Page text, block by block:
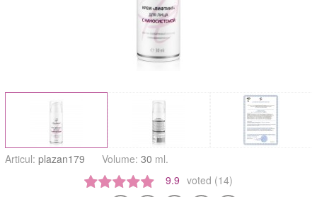
Articul:plazan179 Volume:30 ml.
9.9 voted (14)